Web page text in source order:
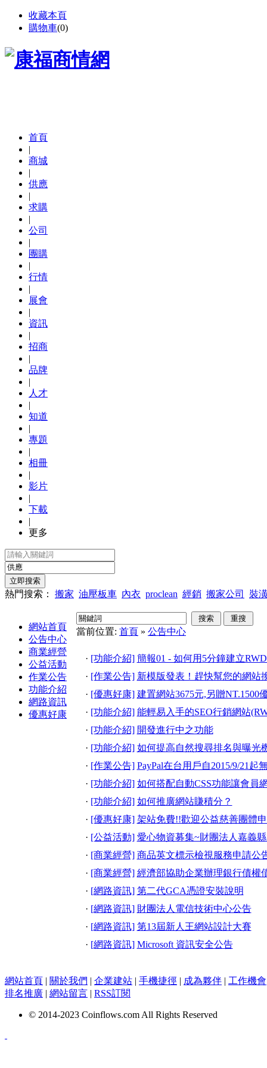
收藏本頁
購物車(0)
首頁
|
商城
|
供應
|
求購
|
公司
|
團購
|
行情
|
展會
|
資訊
|
招商
|
品牌
|
人才
|
知道
|
專題
|
相冊
|
影片
|
下載
|
更多
熱門搜索： 搬家 油壓板車 內衣 proclean 經銷 搬家公司 裝
網站首頁
公告中心
商業經營
公益活動
作業公告
功能介紹
網路資訊
優惠好康
當前位置: 首頁 » 公告中心
· [功能介紹] 簡報01 - 如何用5分鐘建立
· [作業公告] 新模版發表！趕快幫您的網站
· [優惠好康] 建置網站3675元,另贈NT.1500
· [功能介紹] 能輕易入手的SEO行銷網站
· [功能介紹] 開發進行中之功能
· [功能介紹] 如何提高自然搜尋排名與曝光
· [作業公告] PayPal在台用戶自2015/9/21起
· [功能介紹] 如何搭配自動CSS功能讓會員
· [功能介紹] 如何推廣網站賺積分？
· [優惠好康] 架站免費!!歡迎公益慈善團體
· [公益活動] 愛心物資募集~財團法人嘉義
· [商業經營] 商品英文標示檢視服務申請公
· [商業經營] 經濟部協助企業辦理銀行債權
· [網路資訊] 第二代GCA憑證安裝說明
· [網路資訊] 財團法人電信技術中心公告
· [網路資訊] 第13屆新人王網站設計大賽
· [網路資訊] Microsoft 資訊安全公告
網站首頁 | 關於我們 | 企業建站 | 手機捷徑 | 成為夥伴 | 工作機會
排名推廣 | 網站留言 | RSS訂閱
© 2014-2023 Coinflows.com All Rights Reserved